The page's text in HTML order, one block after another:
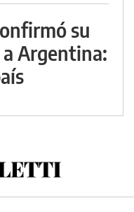
su
Argentina: